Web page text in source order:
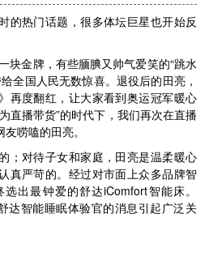
的热门话题，很多体坛巨星也开始反
块金牌，有些腼腆又帅气爱笑的“跳水
全国人民无数惊喜。退役后的田亮，
再度翻红，让大家看到奥运冠军暖心
直播带货”的时代下，我们再次在直播
唠嗑的田亮。
；对待子女和家庭，田亮是温柔暖心
真严苛的。经过对市面上众多品牌智
出最钟爱的舒达iComfort智能床。
达智能睡眠体验官的消息引起广泛关